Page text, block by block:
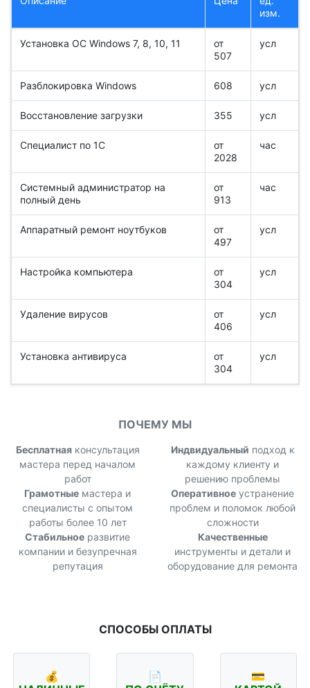
изм.
Установка ОС Windows 7, 8, 10, 11
от
507
усл
Разблокировка Windows 608 усл
Восстановление загрузки 355 усл
Специалист по 1С
от
2028
час
Системный администратор на
полный день
от
913
час
Аппаратный ремонт ноутбуков
от
497
усл
Настройка компьютера
от
304
усл
Удаление вирусов
от
406
усл
Установка антивируса
от
304
усл
ПОЧЕМУ МЫ
Бесплатнаяконсультация
мастера перед началом
работ
Индвидуальный подход к
каждому клиенту и
решению проблемы
Грамотные мастера и
специалисты с опытом
работы более 10 лет
Оперативное устранение
проблем и поломок любой
сложности
Стабильное развитие
компании и безупречная
репутация
Качественные
инструменты и детали и
оборудование для ремонта
СПОСОБЫ ОПЛАТЫ
💰
📄
💳